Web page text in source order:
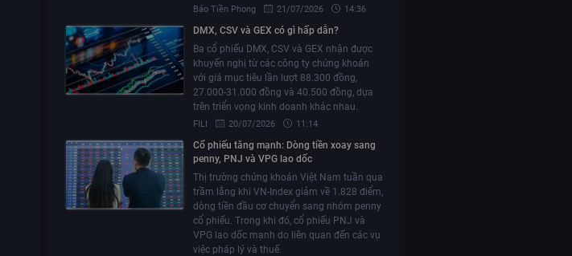
Báo Tiền Phong 21/07/2026 14:36
DMX, CSV và GEX có gì hấp dẫn?
Ba cổ phiếu DMX, CSV và GEX nhận được
khuyến nghị từ các công ty chứng khoán
với giá mục tiêu lần lượt 88.300 đồng,
27.000-31.000 đồng và 40.500 đồng, dựa
trên triển vọng kinh doanh khác nhau.
FILI 20/07/2026 11:14
Cổ phiếu tăng mạnh: Dòng tiền xoay sang
penny, PNJ và VPG lao dốc
Thị trường chứng khoán Việt Nam tuần qua
trầm lắng khi VN-Index giảm về 1.828 điểm,
dòng tiền đầu cơ chuyển sang nhóm penny
cổ phiếu. Trong khi đó, cổ phiếu PNJ và
VPG lao dốc mạnh do liên quan đến các vụ
việc pháp lý và thuế.